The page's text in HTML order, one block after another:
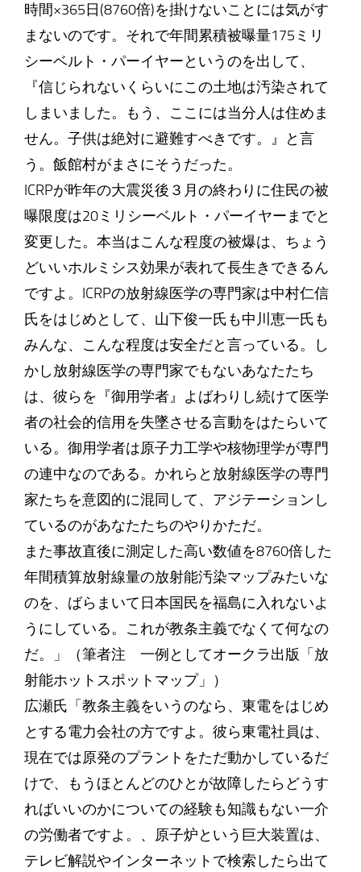
時間×365日(8760倍)を掛けないことには気がす
まないのです。それで年間累積被曝量175ミリ
シーベルト・パーイヤーというのを出して、
『信じられないくらいにこの土地は汚染されて
しまいました。もう、ここには当分人は住めま
せん。子供は絶対に避難すべきです。』と言
う。飯館村がまさにそうだった。
ICRPが昨年の大震災後３月の終わりに住民の被
曝限度は20ミリシーベルト・パーイヤーまでと
変更した。本当はこんな程度の被爆は、ちょう
どいいホルミシス効果が表れて長生きできるん
ですよ。ICRPの放射線医学の専門家は中村仁信
氏をはじめとして、山下俊一氏も中川恵一氏も
みんな、こんな程度は安全だと言っている。し
かし放射線医学の専門家でもないあなたたち
は、彼らを『御用学者』よばわりし続けて医学
者の社会的信用を失墜させる言動をはたらいて
いる。御用学者は原子力工学や核物理学が専門
の連中なのである。かれらと放射線医学の専門
家たちを意図的に混同して、アジテーションし
ているのがあなたたちのやりかただ。
また事故直後に測定した高い数値を8760倍した
年間積算放射線量の放射能汚染マップみたいな
のを、ばらまいて日本国民を福島に入れないよ
うにしている。これが教条主義でなくて何なの
だ。」（筆者注 一例としてオークラ出版「放
射能ホットスポットマップ」）
広瀬氏「教条主義をいうのなら、東電をはじめ
とする電力会社の方ですよ。彼ら東電社員は、
現在では原発のプラントをただ動かしているだ
けで、もうほとんどのひとが故障したらどうす
ればいいのかについての経験も知識もない一介
の労働者ですよ。、原子炉という巨大装置は、
テレビ解説やインターネットで検索したら出て